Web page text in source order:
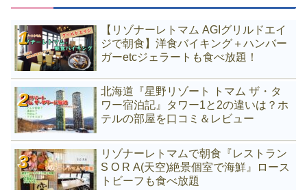
【リゾナーレトマム AGIグリルドエイ
ジで朝食】洋食バイキング＋ハンバー
ガーetcジェラートも食べ放題！
北海道『星野リゾート トマム ザ・タ
ワー宿泊記』タワー1と2の違いは？ホ
テルの部屋を口コミ＆レビュー
リゾナーレトマムで朝食『レストラン
S O R A(天空)絶景個室で海鮮』ロース
トビーフも食べ放題